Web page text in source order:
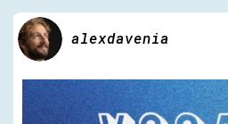
alexdavenia